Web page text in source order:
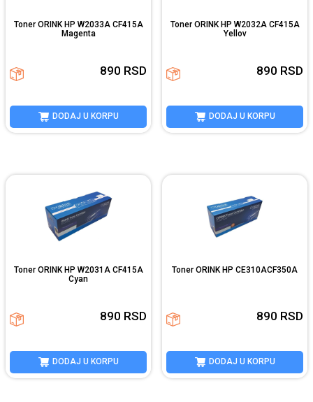
Toner ORINK HP W2033A CF415A
Magenta
890 RSD
DODAJ U KORPU
Toner ORINK HP W2032A CF415A
Yellov
890 RSD
DODAJ U KORPU
Toner ORINK HP W2031A CF415A
Cyan
890 RSD
DODAJ U KORPU
Toner ORINK HP CE310ACF350A
890 RSD
DODAJ U KORPU